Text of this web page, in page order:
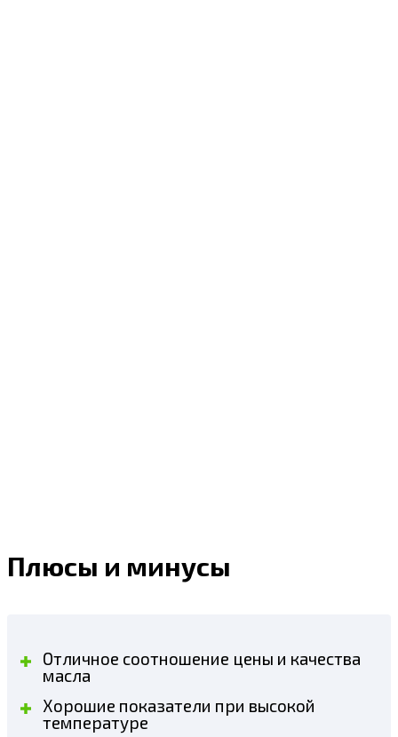
Плюсы и минусы
Отличное соотношение цены и качества
масла
Хорошие показатели при высокой
температуре